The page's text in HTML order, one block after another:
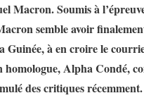
Macron. Soumis à
semble avoir
Guinée, à en croire le
homologue, Alpha Condé,
des critiques récemment.